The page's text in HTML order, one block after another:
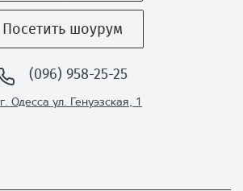
г. Одесса ул. Генуэзская, 1
(096) 958-25-25
Посетить шоурум